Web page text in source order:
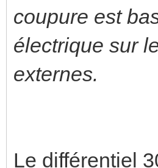
coupure est
électrique sur
externes.
Le différentiel